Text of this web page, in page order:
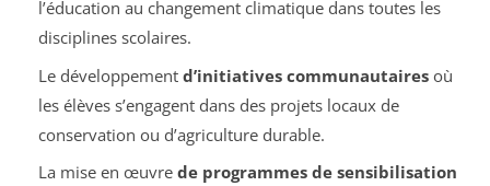
l’éducation au changement climatique dans toutes les
disciplines scolaires.
Le développement d’initiatives communautairesoù
les élèves s’engagent dans des projets locaux de
conservation ou d’agriculture durable.
La mise en œuvre de programmes de sensibilisation